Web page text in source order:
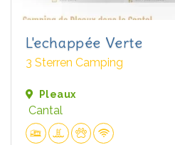
L'echappée Verte
3 Sterren Camping
Pleaux
Cantal